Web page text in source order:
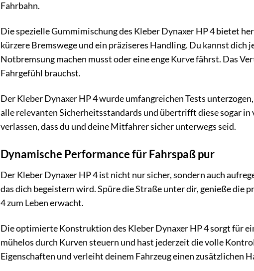
Fahrbahn.
Die spezielle Gummimischung des Kleber Dynaxer HP 4 bietet
kürzere Bremswege und ein präziseres Handling. Du kannst dich
Notbremsung machen musst oder eine enge Kurve fährst. Das
Fahrgefühl brauchst.
Der Kleber Dynaxer HP 4 wurde umfangreichen Tests
alle relevanten Sicherheitsstandards und übertrifft diese sogar
verlassen, dass du und deine Mitfahrer sicher unterwegs seid.
Dynamische Performance für Fahrspaß pur
Der Kleber Dynaxer HP 4 ist nicht nur sicher, sondern auch
das dich begeistern wird. Spüre die Straße unter dir, genieße die
4 zum Leben erwacht.
Die optimierte Konstruktion des Kleber Dynaxer HP 4 sorgt für
mühelos durch Kurven steuern und hast jederzeit die volle
Eigenschaften und verleiht deinem Fahrzeug einen zusätzlichen